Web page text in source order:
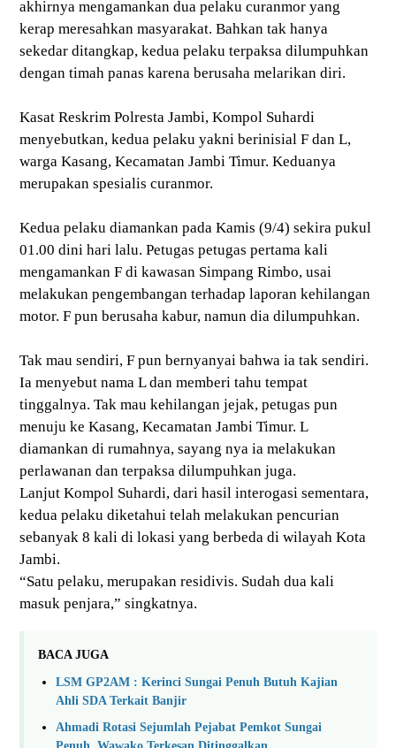
akhirnya mengamankan dua pelaku curanmor yang
kerap meresahkan masyarakat. Bahkan tak hanya
sekedar ditangkap, kedua pelaku terpaksa dilumpuhkan
dengan timah panas karena berusaha melarikan diri.
Kasat Reskrim Polresta Jambi, Kompol Suhardi
menyebutkan, kedua pelaku yakni berinisial F dan L,
warga Kasang, Kecamatan Jambi Timur. Keduanya
merupakan spesialis curanmor.
Kedua pelaku diamankan pada Kamis (9/4) sekira pukul
01.00 dini hari lalu. Petugas petugas pertama kali
mengamankan F di kawasan Simpang Rimbo, usai
melakukan pengembangan terhadap laporan kehilangan
motor. F pun berusaha kabur, namun dia dilumpuhkan.
Tak mau sendiri, F pun bernyanyai bahwa ia tak sendiri.
Ia menyebut nama L dan memberi tahu tempat
tinggalnya. Tak mau kehilangan jejak, petugas pun
menuju ke Kasang, Kecamatan Jambi Timur. L
diamankan di rumahnya, sayang nya ia melakukan
perlawanan dan terpaksa dilumpuhkan juga.
Lanjut Kompol Suhardi, dari hasil interogasi sementara,
kedua pelaku diketahui telah melakukan pencurian
sebanyak 8 kali di lokasi yang berbeda di wilayah Kota
Jambi.
“Satu pelaku, merupakan residivis. Sudah dua kali
masuk penjara,” singkatnya.
BACA JUGA
LSM GP2AM : Kerinci Sungai Penuh Butuh Kajian
Ahli SDA Terkait Banjir
Ahmadi Rotasi Sejumlah Pejabat Pemkot Sungai